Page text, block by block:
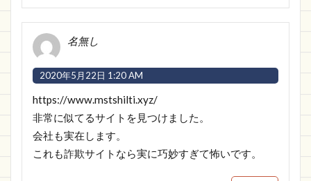
名無し
2020年5月22日 1:20 AM
https://www.mstshilti.xyz/
非常に似てるサイトを見つけました。
会社も実在します。
これも詐欺サイトなら実に巧妙すぎて怖いです。